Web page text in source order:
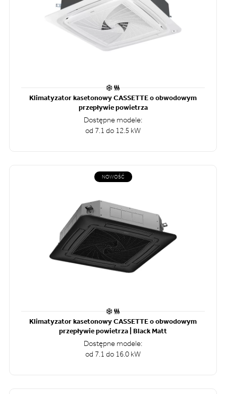
Klimatyzator kasetonowy CASSETTE o obwodowym
przepływie powietrza
Dostępne modele:
od 7.1 do 12.5 kW
NOWOŚĆ
Klimatyzator kasetonowy CASSETTE o obwodowym
przepływie powietrza | Black Matt
Dostępne modele:
od 7.1 do 16.0 kW